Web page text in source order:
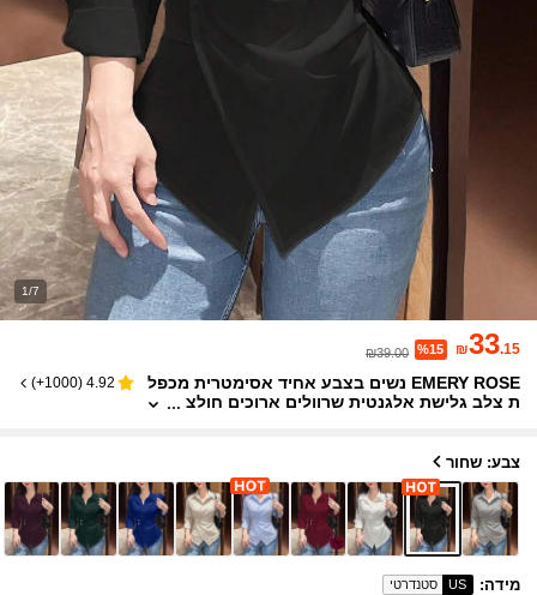
1/7
₪33.15
%15
₪39.00
EMERY ROSE נשים בצבע אחיד אסימטרית מכפל
ת צלב גלישת אלגנטית שרוולים ארוכים חולצ
4.92
(
1000+
)
צבע: שחור
מידה:
US סטנדרטי